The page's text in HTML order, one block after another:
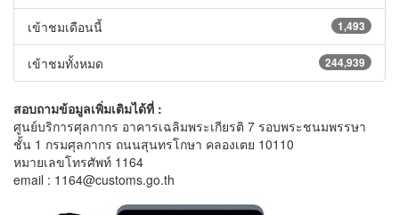
1,493
เข้าชมเดือนนี้
244,939
เข้าชมทั้งหมด
สอบถามข้อมูลเพิ่มเติมได้ที่ :
ศูนย์บริการศุลกากร อาคารเฉลิมพระเกียรติ 7 รอบพระชนมพรรษา
ชั้น 1 กรมศุลกากร ถนนสุนทรโกษา คลองเตย 10110
หมายเลขโทรศัพท์ 1164
email : 1164@customs.go.th